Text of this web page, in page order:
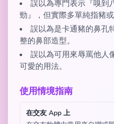
誤以為專門表示『嗅到
勁』，但實際多單純指豬或
誤以為是卡通豬的鼻孔
整的鼻部造型。
誤以為可用來辱罵他人
可愛的用法。
使用情境指南
在交友 App 上